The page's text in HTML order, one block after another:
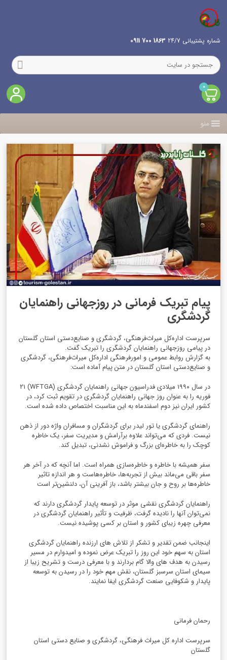
شماره پشتیبانی 24/7 1863 700 0911
0
منو
پیام تبریک فرمانی در روزجهانی راهنمایان
گردشگری
سرپرست اداره‌کل میراث‌فرهنگی، گردشگری و صنایع‌دستی استان گلستان
در پیامی روزجهانی راهنمایان گردشگری را تبریک گفت.
به گزارش روابط عمومی و امورفرهنگی اداره‌کل میراث‌فرهنگی، گردشگری
و صنایع‌دستی استان گلستان در متن پیام آماده است:
در سال ۱۹۹۰ میلادی فدراسیون جهانی راهنمایان گردشگری (WFTGA) ۲۱
فوریه را به عنوان روز جهانی راهنمایان گردشگری در تقویم ثبت کرد، در
کشور ایران نیز دوم اسفندماه به این مناسبت اختصاص داده شده است.
راهنمای گردشگری یا تور لیدر برای گردشگران و مسافران واژه دور از ذهن
نیست. فردی که می‌تواند علاوه برآرامش و مدیریت سفر، یک خاطره
کوچک ‌را به خاطره‌ای بزرگ و فراموش نشدنی، تبدیل کند.
سفر همیشه با خاطره و خاطره‌سازی همراه است. اما آنچه که در آخر هر
سفر باقی می‌ماند بیش از تجربه‌ها، خاطره‌هاست و هر اندازه تاثیر
خاطره‌ها بر روح و جان بیشتر باشد، باز آفرینی آن، دلنشین‌تر است
راهنمایان گردشگری نقشی موثر در توسعه پایدار گردشگری دارند که
نمی‌توان آنها را نادیده گرفت، ظرفیت و تأثیر راهنمایان گردشگری در
معرفی چهره زیبای کشور و استان بر کسی پوشیده نیست.
اینجانب ضمن تقدیر و تشکر از تلاش های ارزنده راهنمایان گردشگری
استان به سهم خود این روز را تبریک عرض نموده و امیدوارم در مسیر
رسیدن به هدف های والا گام بردارند و با معرفی درست و تشریح زیبا از
سیمای استان سرسبز گلستان، نقش مهم خود را در رسیدن به توسعه
پایدار و شکوفایی صنعت گردشگری ایفا نمایند.
رحمان فرمانی
سرپرست اداره کل میراث فرهنگی، گردشگری و صنایع دستی استان
گلستان